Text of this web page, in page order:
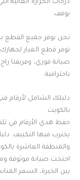
يوقف.
نحن نوفر جميع القطع
توفر قطع الغيار
صيانة فوري، وفريقنا
باحترافية.
دليلك الشامل لأرقام
بالكويت
حفظ هذي الأرقام في
يخترب فيها التكييف.
والمنطقة العاشرة
احتجت صيانة موثوقة
بين الخبرة، السعر